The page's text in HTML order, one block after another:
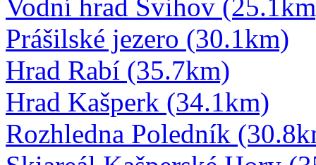
Vodní hrad Švihov
Prášilské jezero (30.1km)
Hrad Rabí (35.7km)
Hrad Kašperk (34.1km)
Rozhledna Poledník